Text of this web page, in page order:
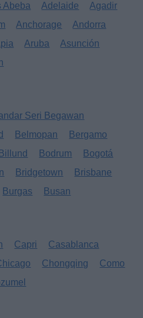
Abeba Adelaide
Agadir
Anchorage
Andorra
Aruba
Asunción
Seri Begawan
Belmopan
Bergamo
Billund Bodrum
Bogotá
Bridgetown
Brisbane
Burgas Busan
Capri
Casablanca
Chongqing
Como